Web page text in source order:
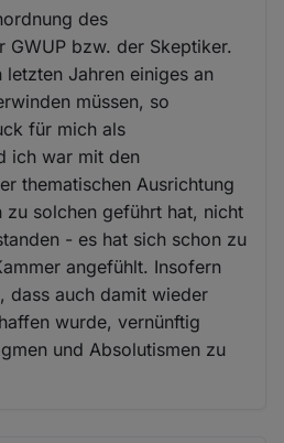
des
GWUP bzw. der Skeptiker.
letzten Jahren einiges an
müssen, so
für mich als
ich war mit den
thematischen Ausrichtung
solchen geführt hat, nicht
- es hat sich schon zu
angefühlt. Insofern
dass auch damit wieder
wurde, vernünftig
und Absolutismen zu